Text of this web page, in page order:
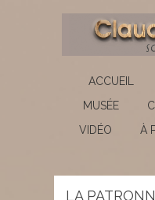
ACCUEIL
MUSÉE
VIDÉO
À
LA